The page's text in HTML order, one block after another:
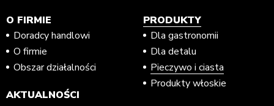
O FIRMIE
Doradcy handlowi
O firmie
Obszar działalności
AKTUALNOŚCI
PRODUKTY
Dla gastronomii
Dla detalu
Pieczywo i ciasta
Produkty włoskie